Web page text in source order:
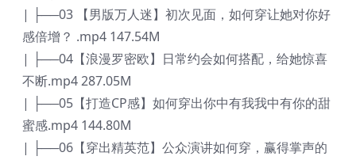
| ├──03 【男版万人迷】初次见面，如何穿让她对你好
感倍增？ .mp4 147.54M
| ├──04【浪漫罗密欧】日常约会如何搭配，给她惊喜
不断.mp4 287.05M
| ├──05【打造CP感】如何穿出你中有我我中有你的甜
蜜感.mp4 144.80M
| ├──06【穿出精英范】公众演讲如何穿，赢得掌声的